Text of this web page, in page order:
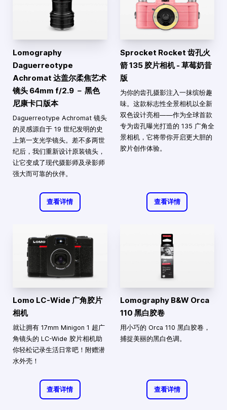
Lomography
Daguerreotype
Achromat 达盖尔柔焦艺术
镜头 64mm f/2.9 － 黑色
尼康卡口版本
Daguerreotype Achromat 镜头
的灵感源自于 19 世纪发明的史
上第一支光学镜头。差不多两世
纪后，我们重新设计原装镜头，
让它变成了现代摄影师及录影师
强大而可靠的伙伴。
查看详情
Sprocket Rocket 齿孔火
箭 135 胶片相机 - 草莓奶昔
版
为你的齿孔摄影注入一抹缤纷趣
味。这款标志性全景相机以全新
双色设计亮相——作为全球首款
专为齿孔曝光打造的 135 广角全
景相机，它将带你开启更大胆的
胶片创作体验。
查看详情
Lomo LC-Wide 广角胶片
相机
就让拥有 17mm Minigon 1 超广
角镜头的 LC-Wide 胶片相机助
你轻松记录生活日常吧！附赠潜
水外壳！
查看详情
Lomography B&W Orca
110 黑白胶卷
用小巧的 Orca 110 黑白胶卷，
捕捉美丽的黑白色调。
查看详情